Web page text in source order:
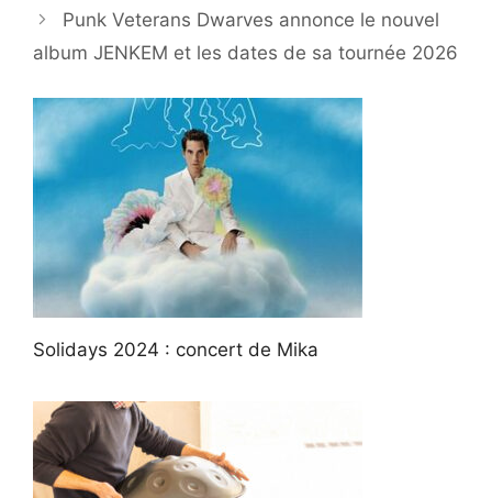
Punk Veterans Dwarves annonce le nouvel
album JENKEM et les dates de sa tournée 2026
Solidays 2024 : concert de Mika